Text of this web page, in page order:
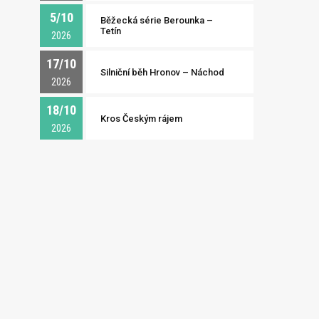
5/10
2026
Běžecká série Berounka –
Tetín
17/10
2026
Silniční běh Hronov – Náchod
18/10
2026
Kros Českým rájem